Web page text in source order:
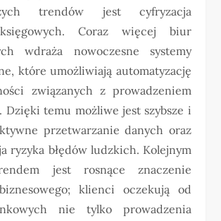
trendów jest cyfryzacja
Coraz więcej biur
wdraża nowoczesne systemy
które umożliwiają automatyzację
związanych z prowadzeniem
Dzięki temu możliwe jest szybsze i
przetwarzanie danych oraz
ryzyka błędów ludzkich. Kolejnym
jest rosnące znaczenie
klienci oczekują od
nie tylko prowadzenia